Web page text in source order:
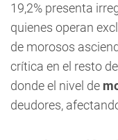
19,2% presenta
quienes operan
de morosos
crítica en el resto de
donde el nivel de
deudores,